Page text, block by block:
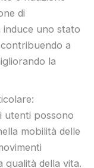
di
uno stato
a
la
utenti possono
mobilità delle
qualità della vita.